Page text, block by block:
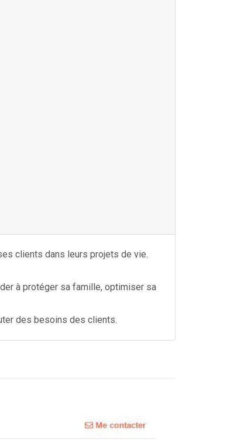
clients dans leurs projets de vie.
à protéger sa famille, optimiser sa
des besoins des clients.